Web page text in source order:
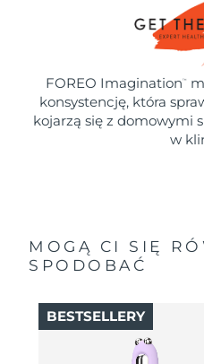
FOREO Imagination ™
konsystencję, która
kojarzą się z domowymi
w
MOGĄ CI SIĘ
SPODOBAĆ
BESTSELLERY